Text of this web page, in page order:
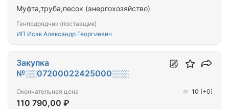
Муфта,труба,песок (энергохозяйство)
Генподрядчик (поставщик)
ИП Исак Александр Георгиевич
Закупка
№░░07200022425000░░░
Окончательная цена
110 790,00 ₽
10 (+0)